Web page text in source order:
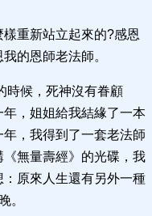
重新站立起來的?感恩
的恩師老法師。
時候，死神沒有眷顧
，姐姐給我結緣了一本
年，我得到了一套老法師
無量壽經》的光碟，我
原來人生還有另外一種
。